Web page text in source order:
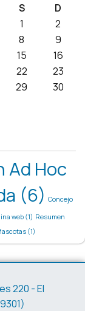
S
D
1
2
8
9
15
16
22
23
29
30
Ad Hoc
(6) Concejo
web (1) Resumen
(1)
220 - El